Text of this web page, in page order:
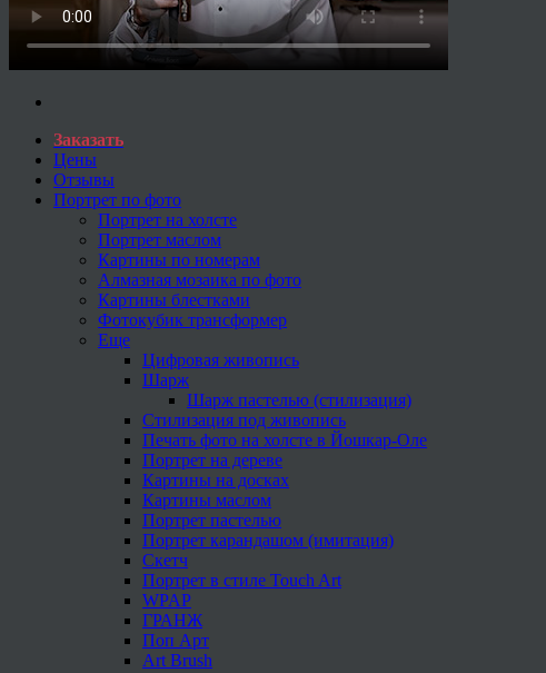
Заказать
Цены
Отзывы
Портрет по фото
Портрет на холсте
Портрет маслом
Картины по номерам
Алмазная мозаика по фото
Картины блестками
Фотокубик трансформер
Еще
Цифровая живопись
Шарж
Шарж пастелью (стилизация)
Стилизация под живопись
Печать фото на холсте в Йошкар-Оле
Портрет на дереве
Картины на досках
Картины маслом
Портрет пастелью
Портрет карандашом (имитация)
Скетч
Портрет в стиле Touch Art
WPAP
ГРАНЖ
Поп Арт
Art Brush